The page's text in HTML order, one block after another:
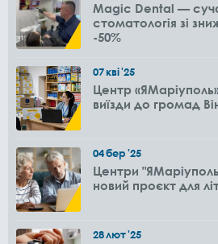
Magic Dental —
стоматологія зі
-50%
07кві'25
Центр
виїзди до громад
04бер'25
Центри
новий проєкт для
28лют'25